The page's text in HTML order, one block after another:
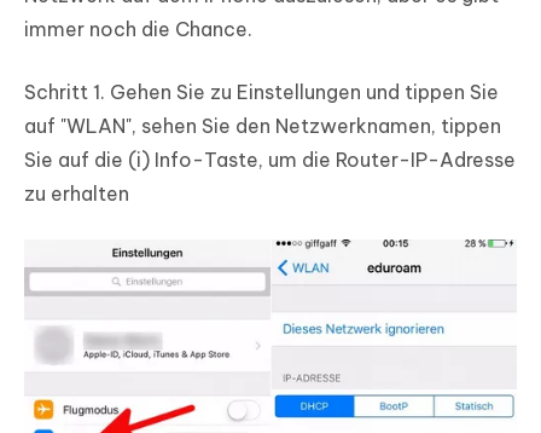
immer noch die Chance.
Schritt 1. Gehen Sie zu Einstellungen und tippen Sie
auf "WLAN", sehen Sie den Netzwerknamen, tippen
Sie auf die (i) Info-Taste, um die Router-IP-Adresse
zu erhalten